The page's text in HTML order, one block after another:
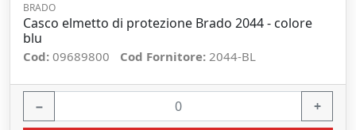
BRADO
Casco elmetto di protezione Brado 2044 - colore
blu
Cod: 09689800 Cod Fornitore: 2044-BL
− +